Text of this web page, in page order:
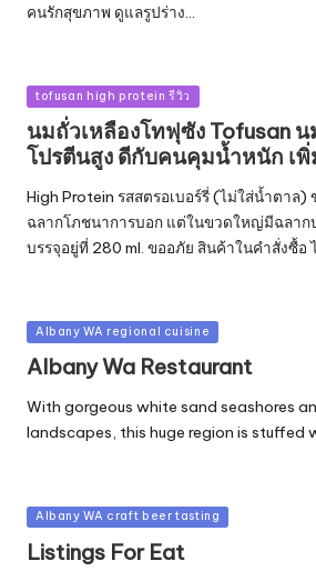
คนรักสุขภาพ ดูแลรูปร่าง…
Posted
tofusan high protein รีวิว
นมถั่วเหลืองโทฟุซัง Tofusan น
โปรตีนสูง ดีกับคนคุมน้ำหนัก เ
High Protein รสสตรอเบอร์รี่ (ไม่ใส่น้ำตาล
ฉลากโภชนาการบอก แต่ในขวดใหญ่มีฉลา
บรรจุอยู่ที่ 280 ml. ขออภัย สินค้าในคำสั่งซื้อ
Posted
in
Albany WA regional cuisine
Albany Wa Restaurant
With gorgeous white sand seashores
landscapes, this huge region is stuffed
Posted
Albany WA craft beer tasting
Listings For Eat